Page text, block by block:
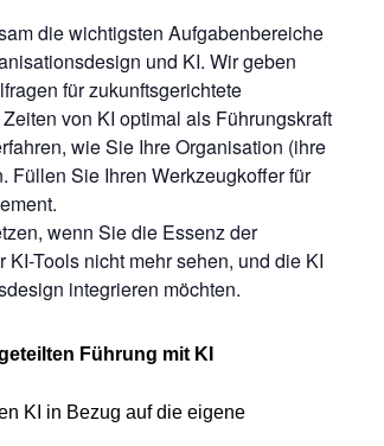
die wichtigsten Aufgabenbereiche
und KI. Wir geben
für zukunftsgerichtete
von KI optimal als Führungskraft
wie Sie Ihre Organisation (ihre
Füllen Sie Ihren Werkzeugkoffer für
wenn Sie die Essenz der
Tools nicht mehr sehen, und die KI
integrieren möchten.
Führung mit KI
KI in Bezug auf die eigene